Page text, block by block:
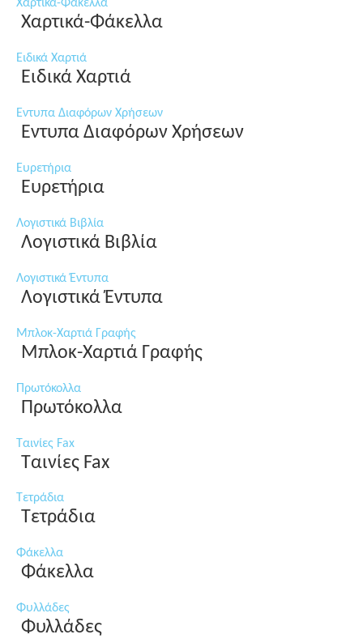
Χαρτικά-Φάκελλα
Χαρτικά-Φάκελλα
Ειδικά Χαρτιά
Ειδικά Χαρτιά
Εντυπα Διαφόρων Χρήσεων
Εντυπα Διαφόρων Χρήσεων
Ευρετήρια
Ευρετήρια
Λογιστικά Βιβλία
Λογιστικά Βιβλία
Λογιστικά Έντυπα
Λογιστικά Έντυπα
Μπλοκ-Χαρτιά Γραφής
Μπλοκ-Χαρτιά Γραφής
Πρωτόκολλα
Πρωτόκολλα
Ταινίες Fax
Ταινίες Fax
Τετράδια
Τετράδια
Φάκελλα
Φάκελλα
Φυλλάδες
Φυλλάδες